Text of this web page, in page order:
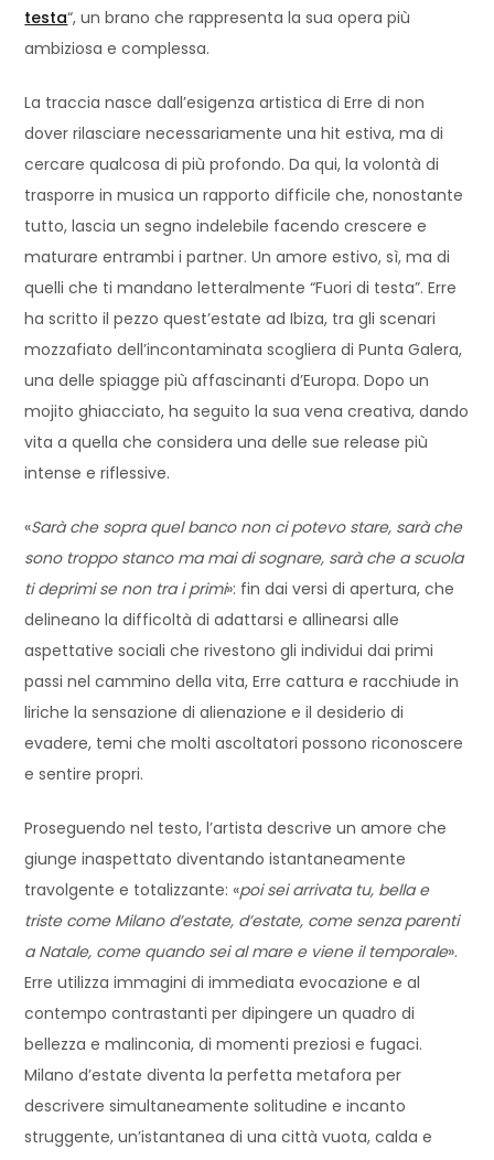
testa“, un brano che rappresenta la sua opera più
ambiziosa e complessa.
La traccia nasce dall’esigenza artistica di Erre di non
dover rilasciare necessariamente una hit estiva, ma di
cercare qualcosa di più profondo. Da qui, la volontà di
trasporre in musica un rapporto difficile che, nonostante
tutto, lascia un segno indelebile facendo crescere e
maturare entrambi i partner. Un amore estivo, sì, ma di
quelli che ti mandano letteralmente “Fuori di testa”. Erre
ha scritto il pezzo quest’estate ad Ibiza, tra gli scenari
mozzafiato dell’incontaminata scogliera di Punta Galera,
una delle spiagge più affascinanti d’Europa. Dopo un
mojito ghiacciato, ha seguito la sua vena creativa, dando
vita a quella che considera una delle sue release più
intense e riflessive.
«Sarà che sopra quel banco non ci potevo stare, sarà che
sono troppo stanco ma mai di sognare, sarà che a scuola
ti deprimi se non tra i primi»: fin dai versi di apertura, che
delineano la difficoltà di adattarsi e allinearsi alle
aspettative sociali che rivestono gli individui dai primi
passi nel cammino della vita, Erre cattura e racchiude in
liriche la sensazione di alienazione e il desiderio di
evadere, temi che molti ascoltatori possono riconoscere
e sentire propri.
Proseguendo nel testo, l’artista descrive un amore che
giunge inaspettato diventando istantaneamente
travolgente e totalizzante: «poi sei arrivata tu, bella e
triste come Milano d’estate, d’estate, come senza parenti
a Natale, come quando sei al mare e viene il temporale».
Erre utilizza immagini di immediata evocazione e al
contempo contrastanti per dipingere un quadro di
bellezza e malinconia, di momenti preziosi e fugaci.
Milano d’estate diventa la perfetta metafora per
descrivere simultaneamente solitudine e incanto
struggente, un’istantanea di una città vuota, calda e